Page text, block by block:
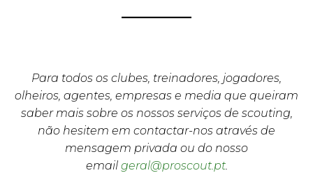
Para todos os clubes, treinadores, jogadores,
olheiros, agentes, empresas e media que queiram
saber mais sobre os nossos serviços de scouting,
não hesitem em contactar-nos através de
mensagem privada ou do nosso
email geral@proscout.pt.